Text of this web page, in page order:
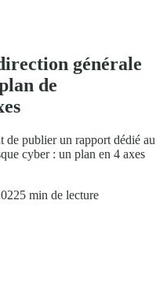
générale
de
de publier un rapport dédié au
cyber : un plan en 4 axes
5 min de lecture